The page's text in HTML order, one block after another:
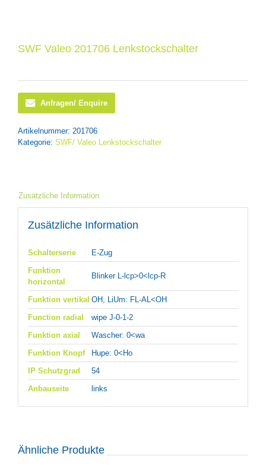
SWF Valeo 201706 Lenkstockschalter
Anfragen/ Enquire
Artikelnummer: 201706
Kategorie: SWF/ Valeo Lenkstockschalter
Zusätzliche Information
Zusätzliche Information
Schalterserie
E-Zug
Funktion
horizontal
Blinker L-lcp>0<lcp-R
Funktion vertikal OH, LiUm: FL-AL<OH
Function radial
wipe J-0-1-2
Funktion axial
Wascher: 0<wa
Funktion Knopf
Hupe: 0<Ho
IP Schutzgrad
54
Anbauseite
links
Ähnliche Produkte